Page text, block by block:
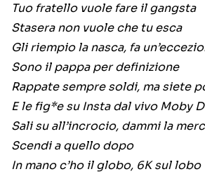
Tuo fratello vuole fare il gangsta
Stasera non vuole che tu esca
Gli riempio la nasca, fa
Sono il pappa per definizione
Rappate sempre soldi, ma siete
E le fig*e su Insta dal vivo Moby
Sali su all’incrocio, dammi la
Scendi a quello dopo
In mano c’ho il globo, 6K sul lobo